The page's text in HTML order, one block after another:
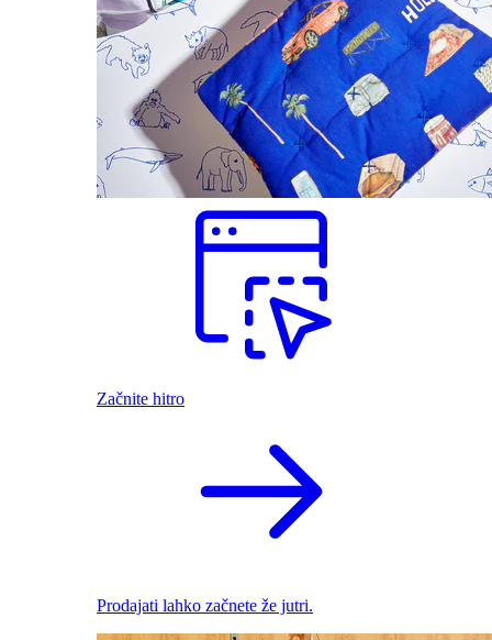
Začnite hitro
Prodajati lahko začnete že jutri.